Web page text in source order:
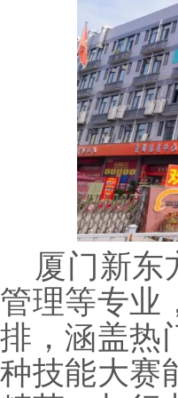
厦门新东
管理等专业
排，涵盖热
种技能大赛